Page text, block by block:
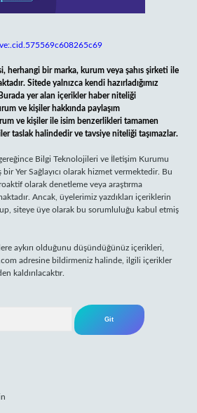
herhangi bir marka, kurum veya şahıs şirketi ile
Sitede yalnızca kendi hazırladığımız
yer alan içerikler haber niteliği
ve kişiler hakkında paylaşım
ve kişiler ile isim benzerlikleri tamamen
taslak halindedir ve tavsiye niteliği taşımazlar.
Bilgi Teknolojileri ve İletişim Kurumu
bir Yer Sağlayıcı olarak hizmet vermektedir. Bu
olarak denetleme veya araştırma
Ancak, üyelerimiz yazdıkları içeriklerin
siteye üye olarak bu sorumluluğu kabul etmiş
aykırı olduğunu düşündüğünüz içerikleri,
adresine bildirmeniz halinde, ilgili içerikler
kaldırılacaktır.